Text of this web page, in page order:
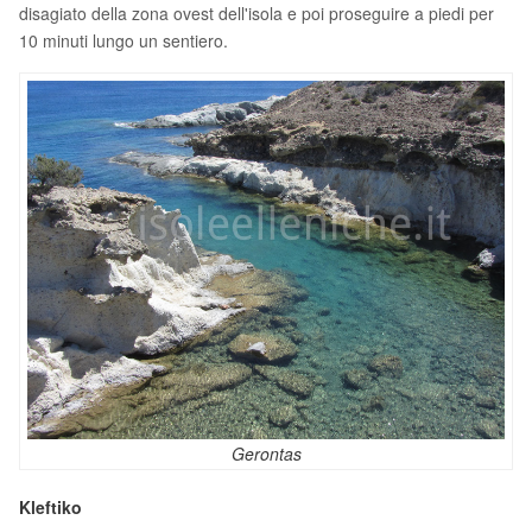
disagiato della zona ovest dell'isola e poi proseguire a piedi per
10 minuti lungo un sentiero.
Gerontas
Kleftiko